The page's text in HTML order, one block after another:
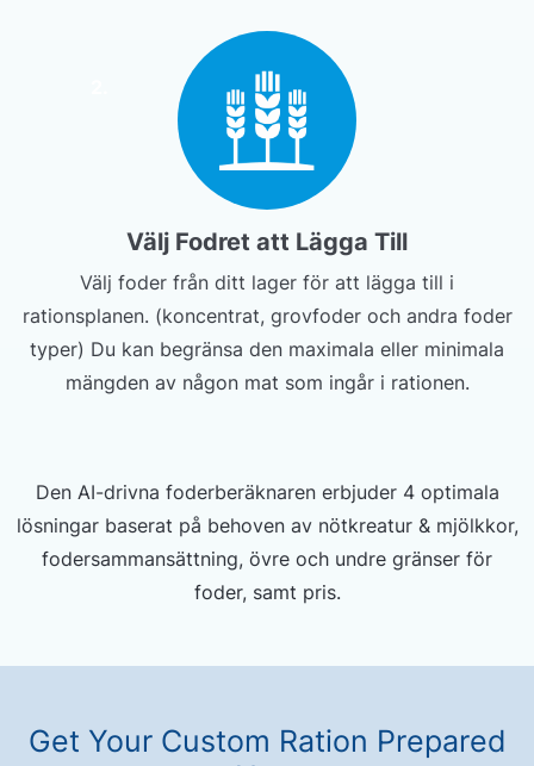
Välj Fodret att Lägga Till
Välj foder från ditt lager för att lägga till i
rationsplanen. (koncentrat, grovfoder och andra foder
typer) Du kan begränsa den maximala eller minimala
mängden av någon mat som ingår i rationen.
Den AI-drivna foderberäknaren erbjuder 4 optimala
lösningar baserat på behoven av nötkreatur & mjölkkor,
fodersammansättning, övre och undre gränser för
foder, samt pris.
Get Your Custom Ration Prepared